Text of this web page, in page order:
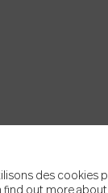
des cookies
find out more